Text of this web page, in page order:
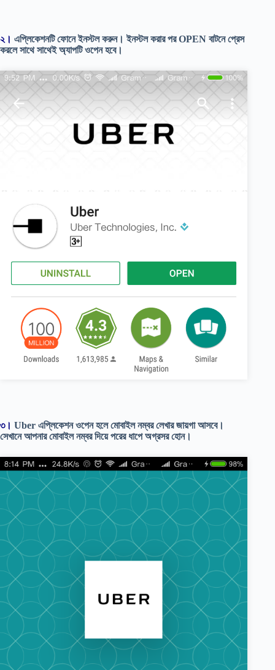
২। এপ্লিকেশনটি ফোনে ইনস্টল করুন। ইনস্টল করার পর OPEN বাটনে প্রেস
করলে সাথে সাথেই অ্যাপটি ওপেন হবে।
৩। Uber এপ্লিকেশন ওপেন হলেমোবাইল নম্বর লেখার জায়গা আসবে।
সেখানে আপনার মোবাইল নম্বর দিয়ে পরের ধাপে অগ্রসর হোন।